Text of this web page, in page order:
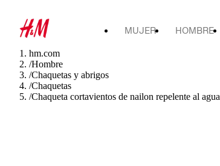
MUJER HOMBRE
hm.com
/Hombre
/Chaquetas y abrigos
/Chaquetas
/Chaqueta cortavientos de nailon repelente al agua